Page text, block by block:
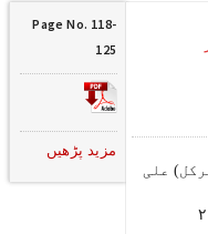
گڑھ مسلم یونیورسٹی، علی گڑھ ۔۲۰۲۰۰۲
Page No. 118-
125
مزید پڑھیں